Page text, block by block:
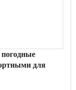
для